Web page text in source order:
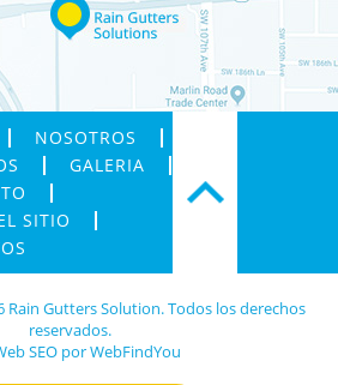
NOSOTROS
GALERIA
SITIO
Rain Gutters Solution. Todos los derechos
reservados.
SEO porWebFindYou